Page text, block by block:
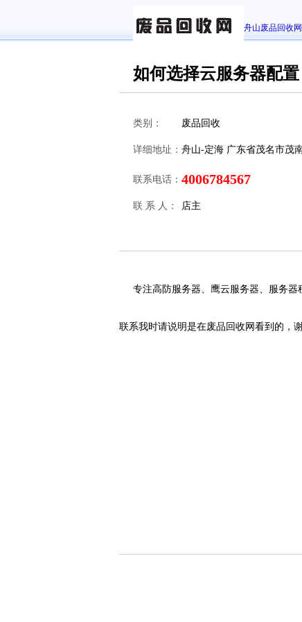
舟山废品回收网
如何选择云服务器配
类别： 废品回收
详细地址： 舟山-定海 广东省茂名市茂
联系电话： 4006784567
联 系 人： 店主
专注高防服务器、鹰云服务器、服务器
联系我时请说明是在废品回收网看到的，谢